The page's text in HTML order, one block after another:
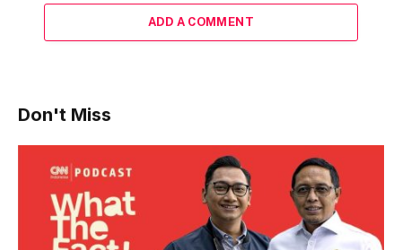
ADD A COMMENT
Don't Miss